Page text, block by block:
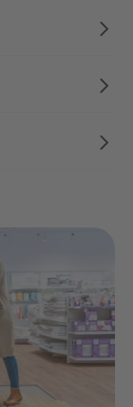
ab der Geburt
bietet der
Kind – ob
vor
durch den
lässt sich sogar
er einfach